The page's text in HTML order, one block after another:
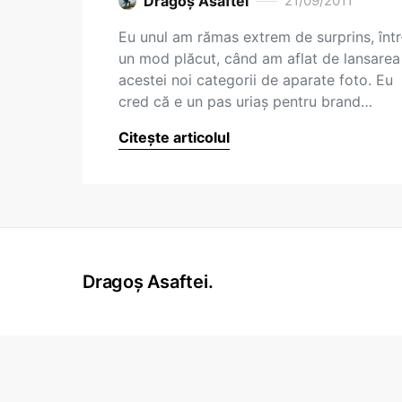
Eu unul am rămas extrem de surprins,
un mod plăcut, când am aflat de lansarea
acestei noi categorii de aparate foto. Eu
cred că e un pas uriaș pentru brand…
Citește articolul
Dragoș Asaftei.